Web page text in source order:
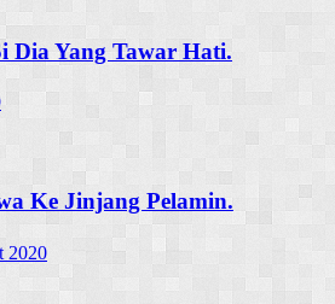
Dia Yang Tawar Hati.
Ke Jinjang Pelamin.
2020